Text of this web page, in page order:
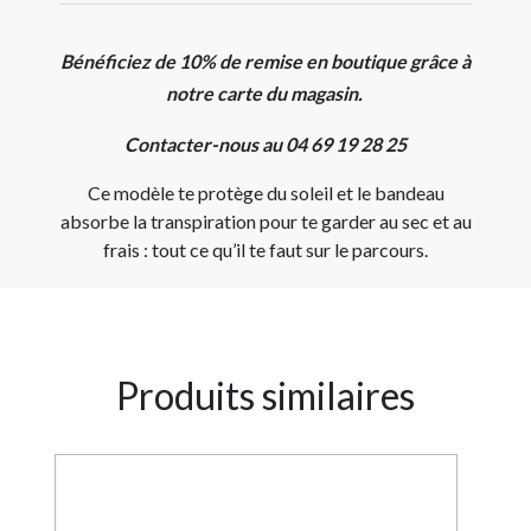
Bénéficiez de 10% de remise en boutique grâce à
notre carte du magasin.
Contacter-nous au 04 69 19 28 25
Ce modèle te protège du soleil et le bandeau
absorbe la transpiration pour te garder au sec et au
frais : tout ce qu’il te faut sur le parcours.
Produits similaires